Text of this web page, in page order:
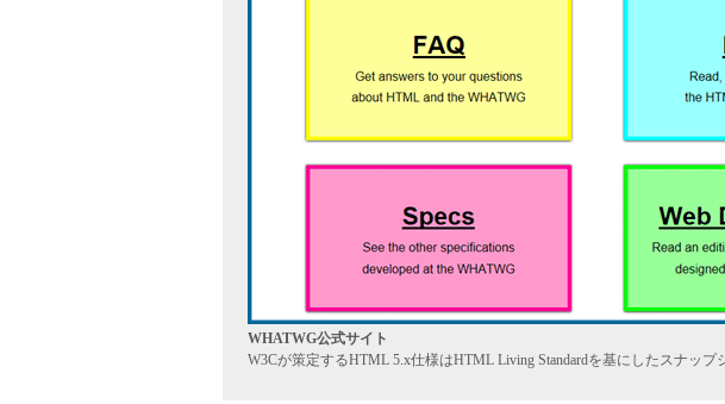
WHATWG公式サイト
W3Cが策定するHTML 5.x仕様はHTML Living Standardを基にしたスナップ